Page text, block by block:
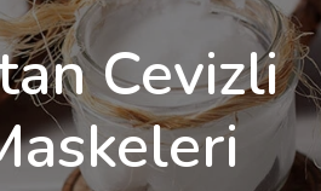
Cevizli